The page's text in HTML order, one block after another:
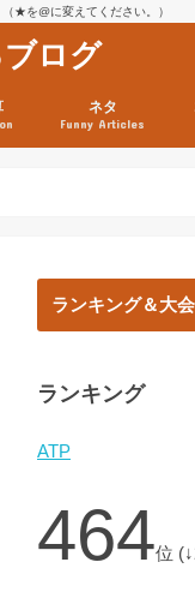
★を@に変えてください。）
ログ
ネタ
Funny Articles
ランキング＆大会
ランキング
ATP
464位